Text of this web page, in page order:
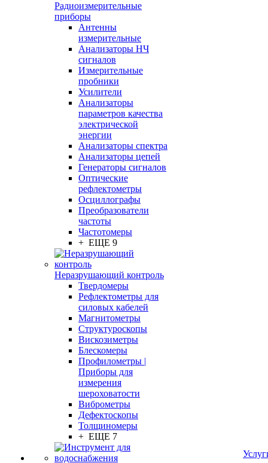
Радиоизмерительные
приборы
Антенны
измерительные
Анализаторы НЧ
сигналов
Измерительные
пробники
Усилители
Анализаторы
параметров качества
электрической
энергии
Анализаторы спектра
Анализаторы цепей
Генераторы сигналов
Оптические
рефлектометры
Осциллографы
Преобразователи
частоты
Частотомеры
+ ЕЩЕ 9
Неразрушающий контроль
Твердомеры
Рефлектометры для
силовых кабелей
Магнитометры
Структуроскопы
Вискозиметры
Блескомеры
Профилометры |
Приборы для
измерения
шероховатости
Виброметры
Дефектоскопы
Толщиномеры
+ ЕЩЕ 7